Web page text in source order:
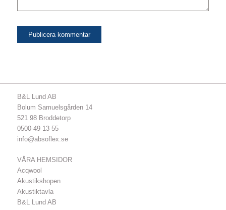
B&L Lund AB
Bolum Samuelsgården 14
521 98 Broddetorp
0500-49 13 55
info@absoflex.se
VÅRA HEMSIDOR
Acqwool
Akustikshopen
Akustiktavla
B&L Lund AB